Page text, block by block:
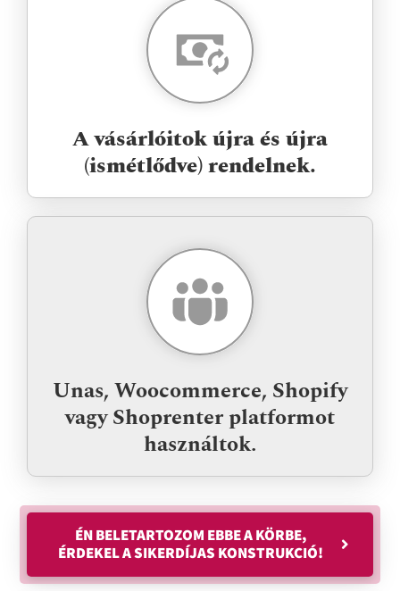
A vásárlóitok újra és újra
(ismétlődve) rendelnek.
Unas, Woocommerce, Shopify
vagy Shoprenter platformot
használtok.
ÉN BELETARTOZOM EBBE A KÖRBE,
ÉRDEKEL A SIKERDÍJAS KONSTRUKCIÓ!